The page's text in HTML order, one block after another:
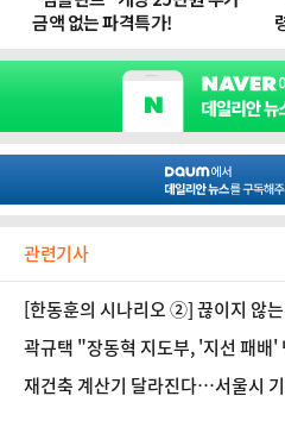
관련기사
[한동훈의 시나리오 ②] 끊이지 않
성은?
곽규택 "장동혁 지도부, '지선 패
장은 부담"
재건축 계산기 달라진다…서울시